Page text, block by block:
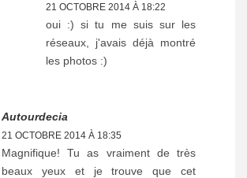
21 OCTOBRE 2014 À 18:22
oui :) si tu me suis sur les
réseaux, j'avais déjà montré
les photos :)
Autourdecia
21 OCTOBRE 2014 À 18:35
Magnifique! Tu as vraiment de très
beaux yeux et je trouve que cet